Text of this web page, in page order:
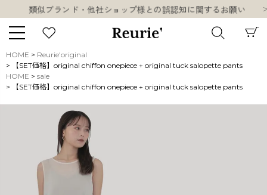
類似ブランド・他社ショップ様との誤認知に関するお願い
熊本県熊本地方を震源とする地震の影響について
お盆期間中の営業・配送に関して
類似ブランド・他社ショップ様との誤認知に関するお願い
キーワード
HOME
Reurie'original
【SET価格】original chiffon onepiece + original tuck salopette pants
HOME
sale
【SET価格】original chiffon onepiece + original tuck salopette pants